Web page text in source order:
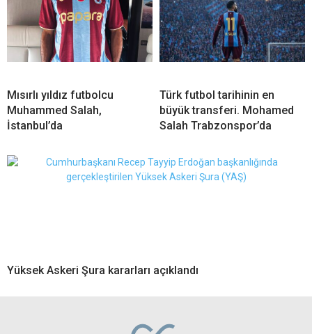
Mısırlı yıldız futbolcu
Muhammed Salah,
İstanbul’da
Türk futbol tarihinin en
büyük transferi. Mohamed
Salah Trabzonspor’da
Yüksek Askeri Şura kararları açıklandı